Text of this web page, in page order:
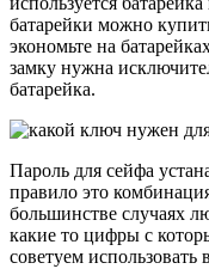
батарейки можно
экономьте на
замку нужна
батарейка.
Пароль для сейфа
правило это
большинстве случаях
какие то цифры с
советуем